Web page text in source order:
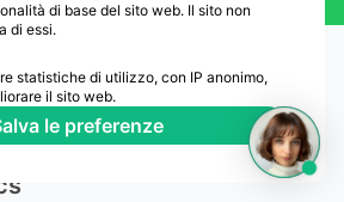
di base del sito web. Il sito non
di essi.
statistiche di utilizzo, con IP anonimo,
il sito web.
le preferenze